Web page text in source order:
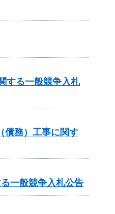
する一般競争入札
債務）工事に関す
一般競争入札公告